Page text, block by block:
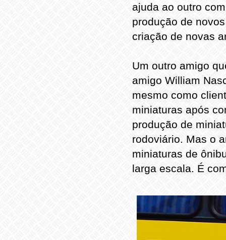
ajuda ao outro
produção de
criação de novas
Um outro amigo
amigo William
mesmo como
miniaturas após
produção de
rodoviário. Mas o
miniaturas de
larga escala. É